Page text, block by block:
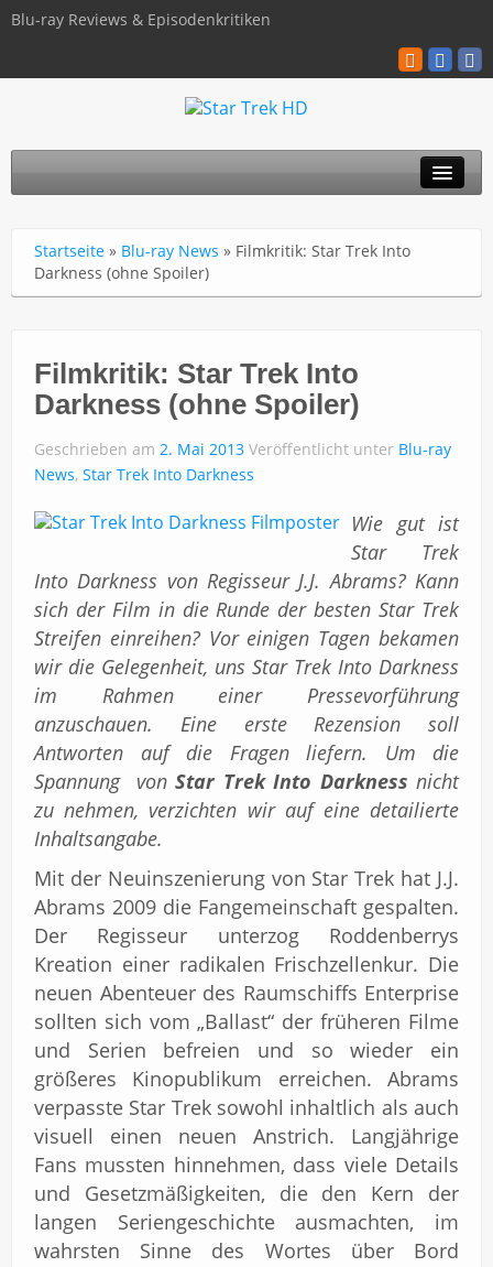
Blu-ray Reviews & Episodenkritiken
TNG
Kinofilme
Blu-ray / 4K
Über uns
Startseite » Blu-ray News » Filmkritik: Star Trek Into
Darkness (ohne Spoiler)
Filmkritik: Star Trek Into
Darkness (ohne Spoiler)
Geschrieben am 2. Mai 2013 Veröffentlicht unter Blu-ray
News, Star Trek Into Darkness
Wie gut ist
Star Trek
Into Darkness von Regisseur J.J. Abrams? Kann
sich der Film in die Runde der besten Star Trek
Streifen einreihen? Vor einigen Tagen bekamen
wir die Gelegenheit, uns Star Trek Into Darkness
im Rahmen einer Pressevorführung
anzuschauen. Eine erste Rezension soll
Antworten auf die Fragen liefern. Um die
Spannung vonStar Trek Into Darkness nicht
zu nehmen, verzichten wir auf eine detailierte
Inhaltsangabe.
Mit der Neuinszenierung von Star Trek hat J.J.
Abrams 2009 die Fangemeinschaft gespalten.
Der Regisseur unterzog Roddenberrys
Kreation einer radikalen Frischzellenkur. Die
neuen Abenteuer des Raumschiffs Enterprise
sollten sich vom „Ballast“ der früheren Filme
und Serien befreien und so wieder ein
größeres Kinopublikum erreichen. Abrams
verpasste Star Trek sowohl inhaltlich als auch
visuell einen neuen Anstrich. Langjährige
Fans mussten hinnehmen, dass viele Details
und Gesetzmäßigkeiten, die den Kern der
langen Seriengeschichte ausmachten, im
wahrsten Sinne des Wortes über Bord